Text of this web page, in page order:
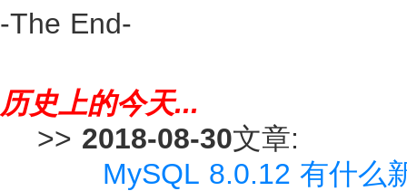
-The End-
历史上的今天...
>> 2018-08-30文章:
MySQL 8.0.12 有什么